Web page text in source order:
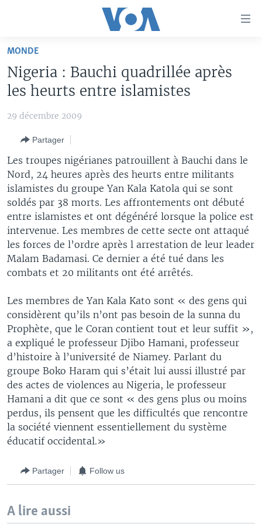
Retour
navigation
Retour
recherche
AFRIQUE
SPORT
TV
WASHINGTON FORUM
CORRESPONDANT VOA
FOCUS SAHEL
REPORTAGES
VOUS + NOUS
CARNET DE SANTÉ
À VOTRE AVIS
VOTRE SANTÉ VOTRE AVENIR
LE MONDE AU FÉMININ
L'AMÉRIQUE ET VOUS
DIALOGUE DES RELIGIONS
RM SHOW
BAMBARA
FULFULDE
LINGALA
SANGO
Apprenez L'anglais
SUIVEZ-NOUS
Langues
MONDE
Nigeria : Bauchi quadrillée après
les heurts entre islamistes
29 décembre 2009
Partager
Les troupes nigérianes patrouillent à Bauchi dans le
Nord, 24 heures après des heurts entre militants
islamistes du groupe Yan Kala Katola qui se sont
soldés par 38 morts. Les affrontements ont débuté
entre islamistes et ont dégénéré lorsque la police est
intervenue. Les membres de cette secte ont attaqué
les forces de l’ordre après l arrestation de leur leader
Malam Badamasi. Ce dernier a été tué dans les
combats et 20 militants ont été arrêtés.
Les membres de Yan Kala Kato sont « des gens qui
considèrent qu’ils n’ont pas besoin de la sunna du
Prophète, que le Coran contient tout et leur suffit »,
a expliqué le professeur Djibo Hamani, professeur
d’histoire à l’université de Niamey. Parlant du
groupe Boko Haram qui s’était lui aussi illustré par
des actes de violences au Nigeria, le professeur
Hamani a dit que ce sont « des gens plus ou moins
perdus, ils pensent que les difficultés que rencontre
la société viennent essentiellement du système
éducatif occidental.»
Partager Follow us
A lire aussi